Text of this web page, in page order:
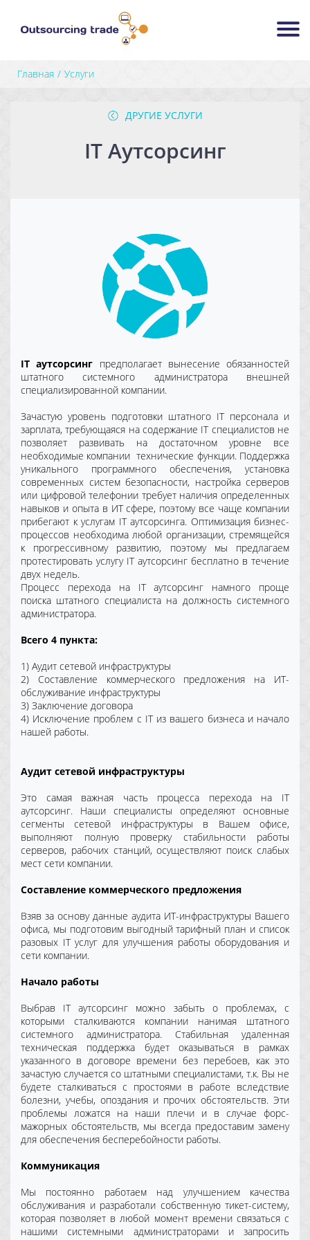
Главная Услуги
ДРУГИЕ УСЛУГИ
IT Аутсорсинг
IT аутсорсинг предполагает вынесение обязанностей
штатного системного администратора внешней
специализированной компании.
Зачастую уровень подготовки штатного IT персонала и
зарплата, требующаяся на содержание IT специалистов не
позволяет развивать на достаточном уровне все
необходимые компании технические функции. Поддержка
уникального программного обеспечения, установка
современных систем безопасности, настройка серверов
или цифровой телефонии требует наличия определенных
навыков и опыта в ИТ сфере, поэтому все чаще компании
прибегают к услугам IT аутсорсинга. Оптимизация бизнес-
процессов необходима любой организации, стремящейся
к прогрессивному развитию, поэтому мы предлагаем
протестировать услугу IT аутсорсинг бесплатно в течение
двух недель.
Процесс перехода на IT аутсорсинг намного проще
поиска штатного специалиста на должность системного
администратора.
Всего 4 пункта:
1) Аудит сетевой инфраструктуры
2) Составление коммерческого предложения на ИТ-
обслуживание инфраструктуры
3) Заключение договора
4) Исключение проблем с IT из вашего бизнеса и начало
нашей работы.
Аудит сетевой инфраструктуры
Это самая важная часть процесса перехода на IT
аутсорсинг. Наши специалисты определяют основные
сегменты сетевой инфраструктуры в Вашем офисе,
выполняют полную проверку стабильности работы
серверов, рабочих станций, осуществляют поиск слабых
мест сети компании.
Составление коммерческого предложения
Взяв за основу данные аудита ИТ-инфраструктуры Вашего
офиса, мы подготовим выгодный тарифный план и список
разовых IT услуг для улучшения работы оборудования и
сети компании.
Начало работы
Выбрав IT аутсорсинг можно забыть о проблемах, с
которыми сталкиваются компании нанимая штатного
системного администратора. Стабильная удаленная
техническая поддержка будет оказываться в рамках
указанного в договоре времени без перебоев, как это
зачастую случается со штатными специалистами, т.к. Вы не
будете сталкиваться с простоями в работе вследствие
болезни, учебы, опоздания и прочих обстоятельств. Эти
проблемы ложатся на наши плечи и в случае форс-
мажорных обстоятельств, мы всегда предоставим замену
для обеспечения бесперебойности работы.
Коммуникация
Мы постоянно работаем над улучшением качества
обслуживания и разработали собственную тикет-систему,
которая позволяет в любой момент времени связаться с
нашими системными администраторами и запросить